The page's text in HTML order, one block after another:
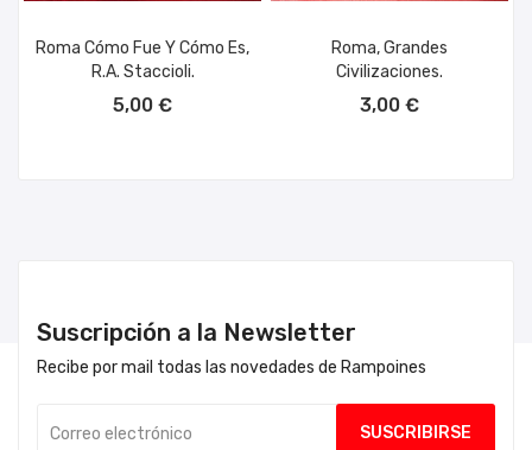
Roma Cómo Fue Y Cómo Es,
R.A. Staccioli.
5,00 €
Roma, Grandes
Civilizaciones.
3,00 €
Suscripción a la Newsletter
Recibe por mail todas las novedades de Rampoines